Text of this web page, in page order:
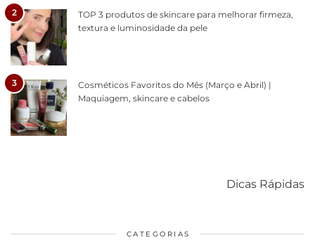
2
TOP 3 produtos de skincare para melhorar firmeza,
textura e luminosidade da pele
3
Cosméticos Favoritos do Mês (Março e Abril) |
Maquiagem, skincare e cabelos
Dicas Rápidas
diários
cabelos
CATEGORIAS